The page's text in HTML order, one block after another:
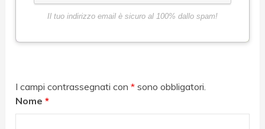
Il tuo indirizzo email è sicuro al 100% dallo spam!
I campi contrassegnati con* sono obbligatori.
Nome*